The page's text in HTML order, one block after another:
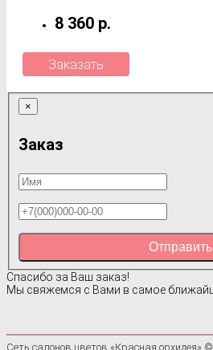
8 360 р.
Заказать
×
Заказ
Отправить
Спасибо за Ваш заказ!
Мы свяжемся с Вами в самое
Сеть салонов цветов «Красная орхидея»